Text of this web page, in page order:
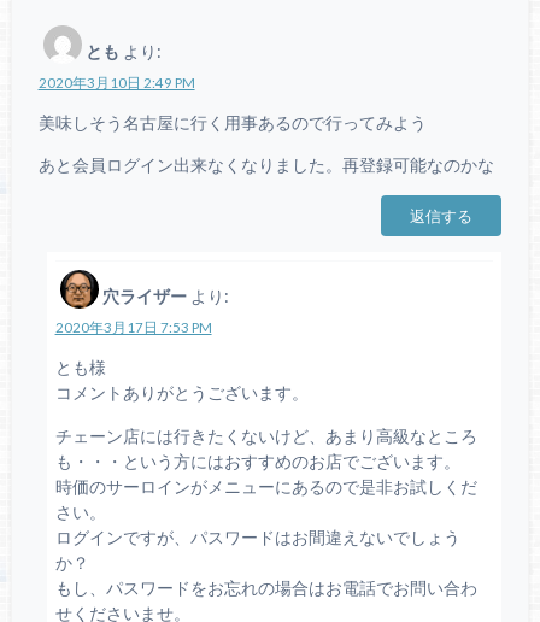
とも より:
2020年3月10日 2:49 PM
美味しそう名古屋に行く用事あるので行ってみよう
あと会員ログイン出来なくなりました。再登録可能なのかな
返信する
穴ライザー より:
2020年3月17日 7:53 PM
とも様
コメントありがとうございます。
チェーン店には行きたくないけど、あまり高級なところ
も・・・という方にはおすすめのお店でございます。
時価のサーロインがメニューにあるので是非お試しくだ
さい。
ログインですが、パスワードはお間違えないでしょう
か？
もし、パスワードをお忘れの場合はお電話でお問い合わ
せくださいませ。